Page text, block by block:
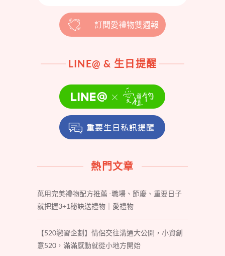
訂閱愛禮物雙週報
LINE@ & 生日提醒
熱門文章
萬用完美禮物配方推薦 -職場、節慶、重要日子
就把握3+1秘訣送禮物｜愛禮物
【520戀習企劃】情侶交往溝通大公開，小資創
意520，滿滿感動就從小地方開始